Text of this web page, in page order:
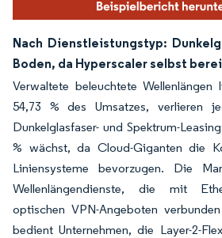
Nach Dienstleistungstyp:
Boden, da Hyperscaler selbst
Verwaltete beleuchtete
54,73 % des Umsatzes, verlieren
Dunkelglasfaser- und Spektrum-
% wächst, da Cloud-Giganten die
Liniensysteme bevorzugen. Die
Wellenlängendienste, die mit
optischen VPN-Angeboten
bedient Unternehmen, die Layer-2-